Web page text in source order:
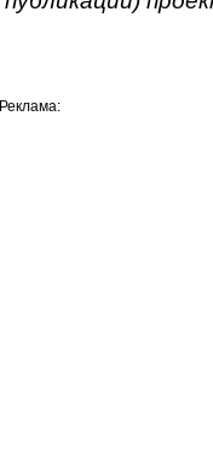
Реклама: